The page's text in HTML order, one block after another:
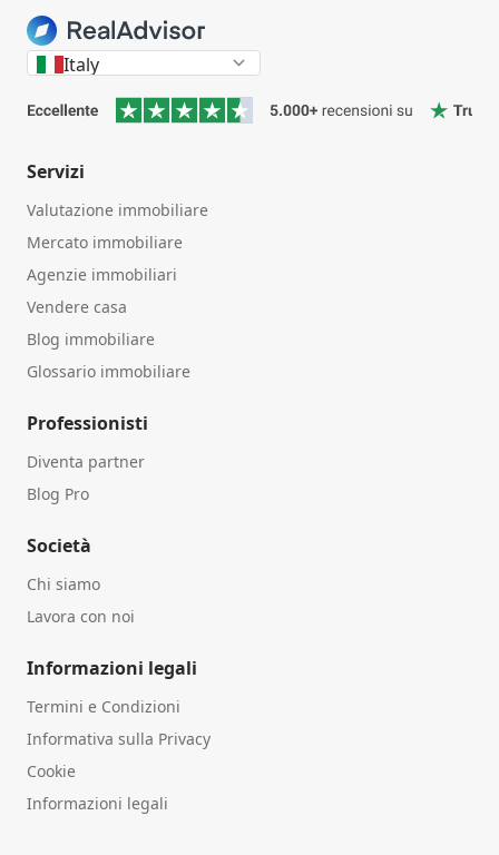
Italy
Servizi
Valutazione immobiliare
Mercato immobiliare
Agenzie immobiliari
Vendere casa
Blog immobiliare
Glossario immobiliare
Professionisti
Diventa partner
Blog Pro
Società
Chi siamo
Lavora con noi
Informazioni legali
Termini e Condizioni
Informativa sulla Privacy
Cookie
Informazioni legali